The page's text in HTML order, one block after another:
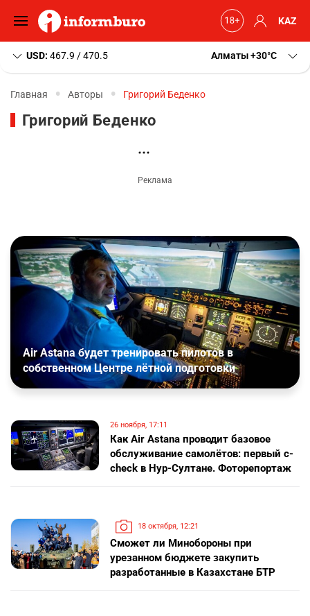
KAZ
USD: 467.9 / 470.5 Алматы+30 C
Главная Авторы Григорий Беденко
Григорий Беденко
Air Astana будет тренировать пилотов в
собственном Центре лётной подготовки
26 ноября, 17:11
Как Air Astana проводит базовое
обслуживание самолётов: первый c-
сheсk в Нур-Султане. Фоторепортаж
18 октября, 12:21
Сможет ли Минобороны при
урезанном бюджете закупить
разработанные в Казахстане БТР